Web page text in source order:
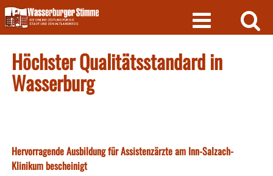
Skip
to
content
Höchster Qualitätsstandard in
Wasserburg
Hervorragende Ausbildung für Assistenzärzte am Inn-Salzach-
Klinikum bescheinigt